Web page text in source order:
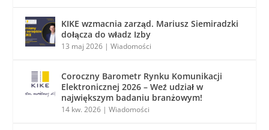
KIKE wzmacnia zarząd. Mariusz Siemiradzki
dołącza do władz Izby
13 maj 2026 |Wiadomości
Coroczny Barometr Rynku Komunikacji
Elektronicznej 2026 – Weź udział w
największym badaniu branżowym!
14 kw. 2026 |Wiadomości